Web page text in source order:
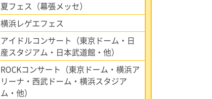
夏フェス（幕張メッセ）
横浜レゲエフェス
アイドルコンサート（東京ドーム・日
産スタジアム・日本武道館・他）
ROCKコンサート（東京ドーム・横浜ア
リーナ・西武ドーム・横浜スタジア
ム・他）